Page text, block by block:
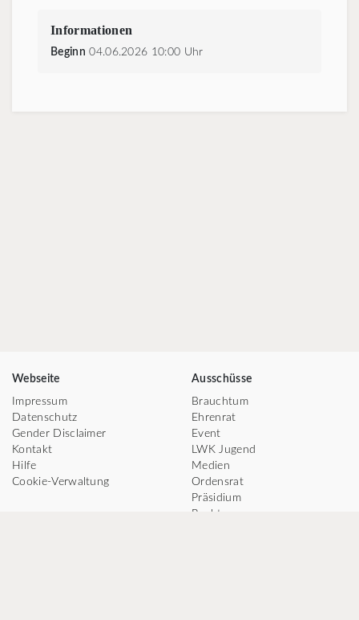
Informationen
Beginn 04.06.2026 10:00 Uhr
Webseite
Impressum
Datenschutz
Gender Disclaimer
Kontakt
Hilfe
Cookie-Verwaltung
Ausschüsse
Brauchtum
Ehrenrat
Event
LWK Jugend
Medien
Ordensrat
Präsidium
Recht